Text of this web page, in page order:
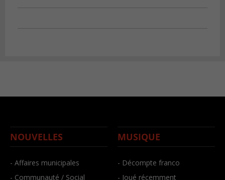
NOUVELLES
- Affaires municipales
- Communauté / Social
MUSIQUE
- Décompte franco
- Joué récemment